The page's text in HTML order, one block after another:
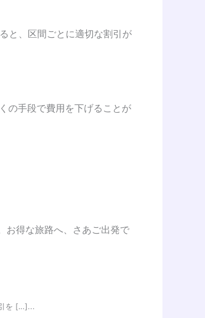
と、区間ごとに適切な割引が
の手段で費用を下げることが
お得な旅路へ、さあご出発で
を […]...